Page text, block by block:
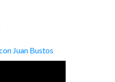
Juan Bustos